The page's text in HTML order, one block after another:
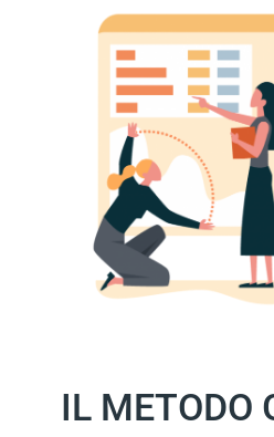
IL METODO